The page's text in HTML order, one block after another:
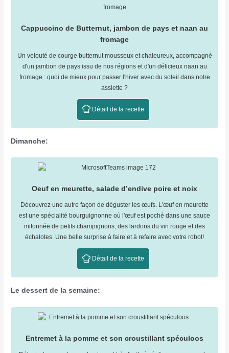
Cappuccino de Butternut, jambon de pays et naan au
fromage
Un velouté de courge butternut mousseux et chaleureux, accompagné
d'un jambon de pays issu de nos régions et d'un délicieux naan au
fromage : quoi de mieux pour passer l'hiver avec du soleil dans notre
assiette ?
Détail de la recette
Dimanche:
Oeuf en meurette, salade d’endive poire et noix
Découvrez une autre façon de déguster les œufs. L'œuf en meurette
est une spécialité bourguignonne où l'œuf est poché dans une sauce
mitonnée de petits champignons, des lardons du vin rouge et des
échalotes. Une belle surprise à faire et à refaire avec votre robot!
Détail de la recette
Le dessert de la semaine:
Entremet à la pomme et son croustillant spéculoos